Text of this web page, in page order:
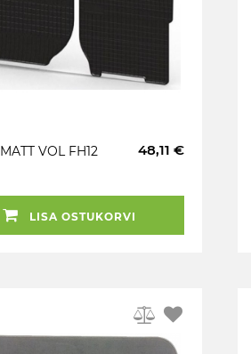
VOL FH12 48,11 €
LISA OSTUKORVI